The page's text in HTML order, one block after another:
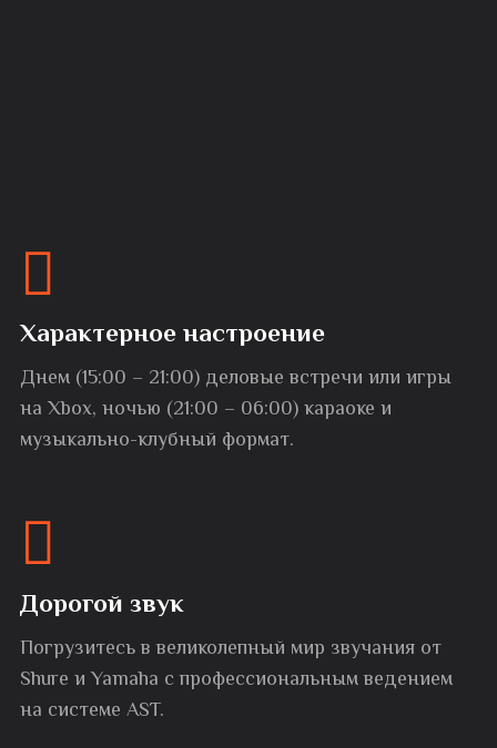
Характерное настроение
Днем (15:00 – 21:00) деловые встречи или игры
на Xbox, ночью (21:00 – 06:00) караоке и
музыкально-клубный формат.
Дорогой звук
Погрузитесь в великолепный мир звучания от
Shure и Yamaha с профессиональным ведением
на системе AST.